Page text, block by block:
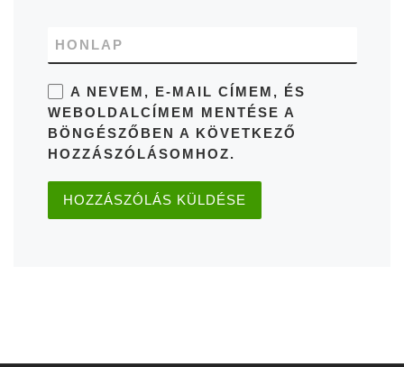
HONLAP
A NEVEM, E-MAIL CÍMEM, ÉS
WEBOLDALCÍMEM MENTÉSE A
BÖNGÉSZŐBEN A KÖVETKEZŐ
HOZZÁSZÓLÁSOMHOZ.